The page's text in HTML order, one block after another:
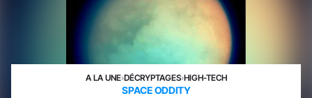
A LA UNE›DÉCRYPTAGES›HIGH-TECH
SPACE ODDITY